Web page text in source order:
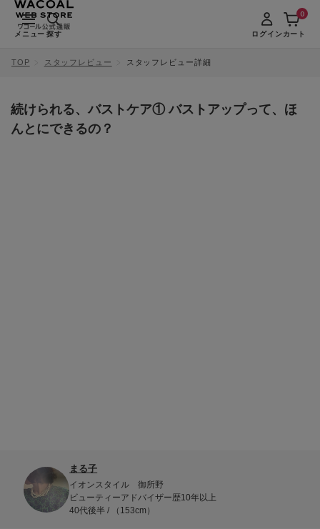
メニュー 探す ログインカート
0
TOP スタッフレビュー スタッフレビュー詳細
続けられる、バストケア① バストアップって、ほ
んとにできるの？
まる子
イオンスタイル 御所野
ビューティーアドバイザー歴10年以上
40代後半 / （153cm）